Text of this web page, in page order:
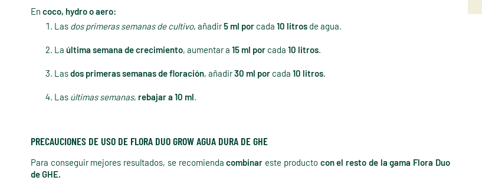
En coco, hydro o aero:
Las dos primeras semanas de cultivo, añadir5 ml por cada 10 litros de agua.
La última semana de crecimiento, aumentar a 15 ml por cada 10 litros.
Lasdos primeras semanas de floración, añadir30 ml por cada 10 litros.
Las últimas semanas, rebajar a 10 ml.
PRECAUCIONES DE USO DE FLORA DUO GROW AGUA DURA DE GHE
Para conseguir mejores resultados, se recomiendacombinar este producto con el resto de la gama Flora Duo
de GHE.